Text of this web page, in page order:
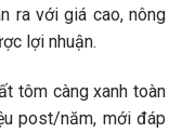
ra với giá cao, nông
lợi nhuận.
tôm càng xanh toàn
post/năm, mới đáp